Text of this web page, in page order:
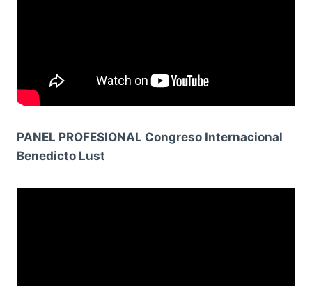
PANEL PROFESIONAL Congreso Internacional
Benedicto Lust